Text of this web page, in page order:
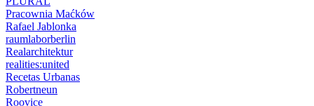
Pracownia Maćków
Rafael Jablonka
raumlaborberlin
Realarchitektur
realities:united
Recetas Urbanas
Robertneun
Roovice